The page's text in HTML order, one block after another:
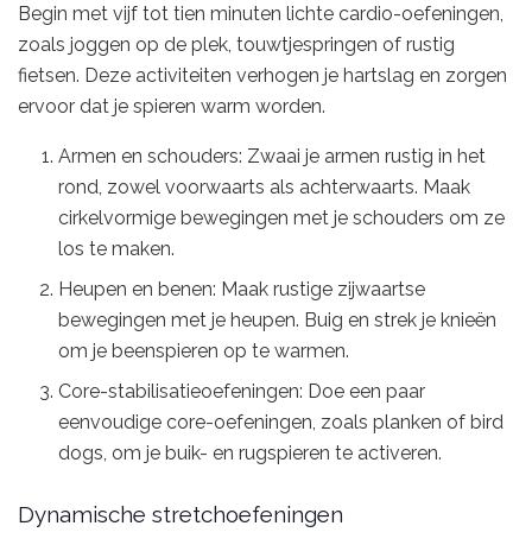
Begin met vijf tot tien minuten lichte cardio-oefeningen,
zoals joggen op de plek, touwtjespringen of rustig
fietsen. Deze activiteiten verhogen je hartslag en zorgen
ervoor dat je spieren warm worden.
Armen en schouders: Zwaai je armen rustig in het
rond, zowel voorwaarts als achterwaarts. Maak
cirkelvormige bewegingen met je schouders om ze
los te maken.
Heupen en benen: Maak rustige zijwaartse
bewegingen met je heupen. Buig en strek je knieën
om je beenspieren op te warmen.
Core-stabilisatieoefeningen: Doe een paar
eenvoudige core-oefeningen, zoals planken of bird
dogs, om je buik- en rugspieren te activeren.
Dynamische stretchoefeningen